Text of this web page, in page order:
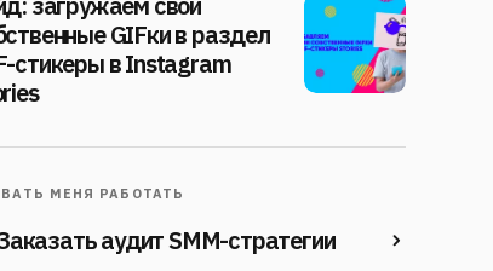
GIFки в раздел
стикеры в Instagram
МЕНЯ РАБОТАТЬ
аудит SMM-стратегии